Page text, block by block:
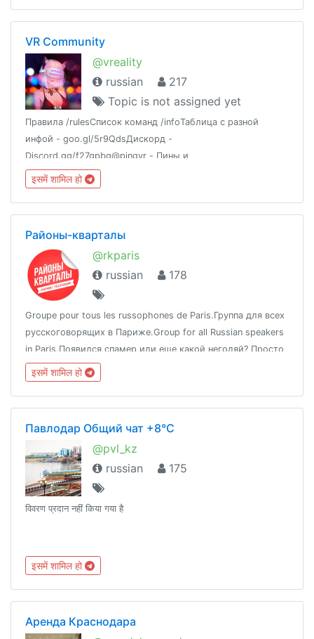
VR Community
@vreality
russian
217
Topic is not assigned yet
Правила /rulesСписок команд /infoТаблица с разной
инфой - goo.gl/5r9QdsДискорд -
Discord.gg/f27gpbq@pingvr - Пины и
объявления@justplayvr - Пиратки VR игр@podozhdem -
Цитатник@vrchan - Автопостинг новостей
इसमें शामिल हो
Районы-кварталы
@rkparis
russian
178
Groupe pour tous les russophones de Paris.Группа для всех
русскоговорящих в Париже.Group for all Russian speakers
in Paris.Появился спамер или еще какой негодяй? Просто
ответьте на сообщение текстом @banofbot и бот начнет
голосование.
इसमें शामिल हो
Павлодар Общий чат +8°C
@pvl_kz
russian
175
विवरण प्रदान नहीं किया गया है
इसमें शामिल हो
Аренда Краснодара